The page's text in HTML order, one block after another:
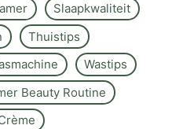
Slaapkwaliteit
Thuistips
Wastips
Beauty Routine